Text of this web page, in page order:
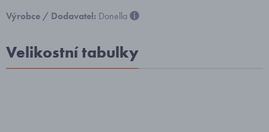
Výrobce / Dodavatel: Donella
Velikostní tabulky